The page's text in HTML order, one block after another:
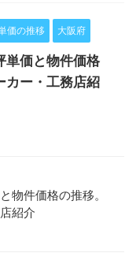
価の推移 大阪府
単価と物件価格
カー・工務店紹
物件価格の推移。
紹介